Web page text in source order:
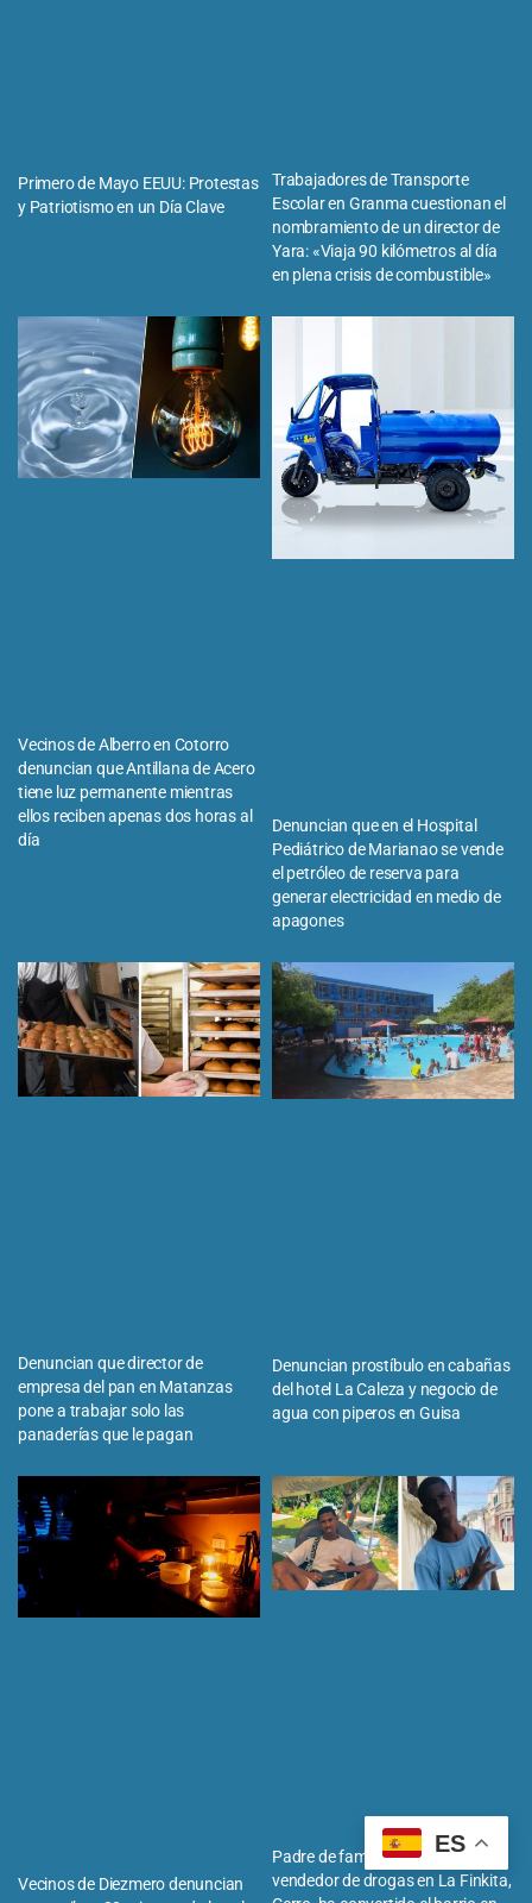
Primero de Mayo EEUU: Protestas
y Patriotismo en un Día Clave
Trabajadores de Transporte
Escolar en Granma cuestionan el
nombramiento de un director de
Yara: «Viaja 90 kilómetros al día
en plena crisis de combustible»
Vecinos de Alberro en Cotorro
denuncian que Antillana de Acero
tiene luz permanente mientras
ellos reciben apenas dos horas al
día
Denuncian que en el Hospital
Pediátrico de Marianao se vende
el petróleo de reserva para
generar electricidad en medio de
apagones
Denuncian que director de
empresa del pan en Matanzas
pone a trabajar solo las
panaderías que le pagan
Denuncian prostíbulo en cabañas
del hotel La Caleza y negocio de
agua con piperos en Guisa
Vecinos de Diezmero denuncian
Padre de familia denuncia que un
vendedor de drogas en La Finkita,
ES